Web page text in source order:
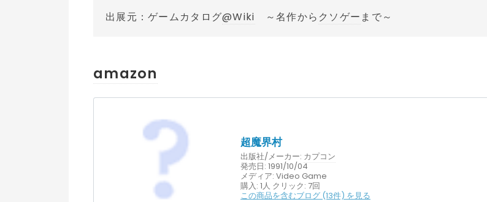
出展元：ゲームカタログ@Wiki ～名作から クソゲー まで～
amazon
超魔界村
出版社/メーカー: カプコン
発売日: 1991/10/04
メディア: Video Game
購入: 1人 クリック: 7回
この商品を含むブログ (13件) を見る